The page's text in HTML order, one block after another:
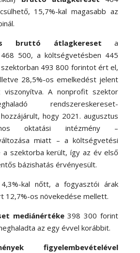
15,7%-kal magasabb az
bruttó átlagkereset
a
468 500, a költségvetésben 445
493 800 forintot ért el,
28,5%-os emelkedést jelent
A nonprofit szektor
rendszereskereset-
hogy 2021. augusztus
oktatási intézmény –
miatt – a költségvetési
a szektorba került, így az év első
bázishatás érvényesült.
4,3%-kal nőtt, a fogyasztói árak
12,7%-os növekedése mellett.
mediánértéke 398 300 forint
az egy évvel korábbit.
figyelembevételével